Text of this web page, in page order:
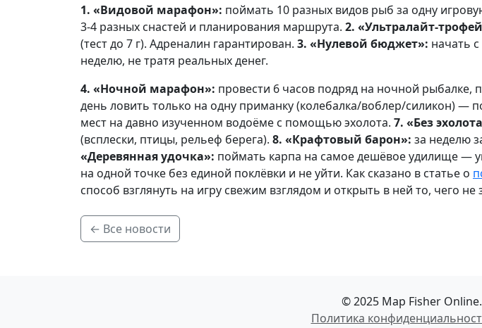
1. «Видовой марафон»: поймать 10 разных видов рыб за одну
3-4 разных снастей и планирования маршрута. 2. «Ультралайт-
(тест до 7 г). Адреналин гарантирован. 3. «Нулевой бюджет»: начать
неделю, не тратя реальных денег.
4. «Ночной марафон»: провести 6 часов подряд на ночной
день ловить только на одну приманку (колебалка/воблер/силикон) —
мест на давно изученном водоёме с помощью эхолота. 7. «Без
(всплески, птицы, рельеф берега). 8. «Крафтовый барон»: за неделю
«Деревянная удочка»: поймать карпа на самое дешёвое удилище —
на одной точке без единой поклёвки и не уйти. Как сказано в статье о
способ взглянуть на игру свежим взглядом и открыть в ней то, чего
← Все новости
© 2025 Map Fisher
Политика